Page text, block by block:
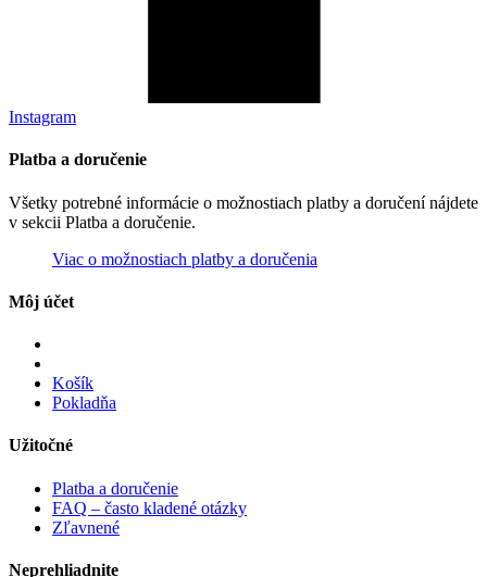
Instagram
Platba a doručenie
Všetky potrebné informácie o možnostiach platby a doručení nájdete
v sekcii Platba a doručenie.
Viac o možnostiach platby a doručenia
Môj účet
Košík
Pokladňa
Užitočné
Platba a doručenie
FAQ – často kladené otázky
Zľavnené
Neprehliadnite